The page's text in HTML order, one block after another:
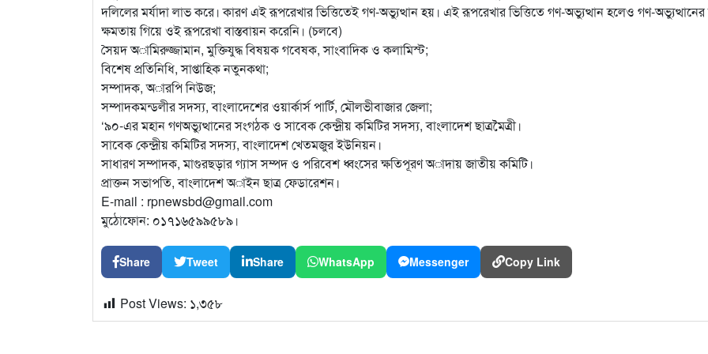
দলিলের মর্যাদা লাভ করে। কারণ এই রূপরেখার ভিত্তিতেই গণ-অভ্যুত্থান হয়। এই রূপরেখার ভিত্তিতে গণ-অভ্যুত্থান হলেও গণ-অভ্যুত্থানের
ক্ষমতায় গিয়ে ওই রূপরেখা বাস্তবায়ন করেনি। (চলবে)
সৈয়দ অামিরুজ্জামান, মুক্তিযুদ্ধ বিষয়ক গবেষক, সাংবাদিক ও কলামিস্ট;
বিশেষ প্রতিনিধি, সাপ্তাহিক নতুনকথা;
সম্পাদক, অারপি নিউজ;
সম্পাদকমন্ডলীর সদস্য, বাংলাদেশের ওয়ার্কার্স পার্টি, মৌলভীবাজার জেলা;
‘৯০-এর মহান গণঅভ্যুত্থানের সংগঠক ও সাবেক কেন্দ্রীয় কমিটির সদস্য, বাংলাদেশ ছাত্রমৈত্রী।
সাবেক কেন্দ্রীয় কমিটির সদস্য, বাংলাদেশ খেতমজুর ইউনিয়ন।
সাধারণ সম্পাদক, মাগুরছড়ার গ্যাস সম্পদ ও পরিবেশ ধ্বংসের ক্ষতিপূরণ অাদায় জাতীয় কমিটি।
প্রাক্তন সভাপতি, বাংলাদেশ অাইন ছাত্র ফেডারেশন।
E-mail : rpnewsbd@gmail.com
মুঠোফোন: ০১৭১৬৫৯৯৫৮৯।
Share Tweet Share WhatsApp Messenger Copy Link
Post Views: ১,৩৫৮